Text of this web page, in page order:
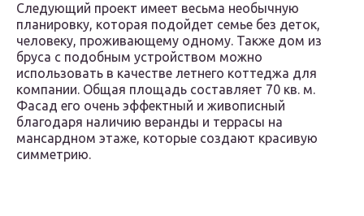
Следующий проект имеет весьма необычную
планировку, которая подойдет семье без деток,
человеку, проживающему одному. Также дом из
бруса с подобным устройством можно
использовать в качестве летнего коттеджа для
компании. Общая площадь составляет 70 кв. м.
Фасад его очень эффектный и живописный
благодаря наличию веранды и террасы на
мансардном этаже, которые создают красивую
симметрию.